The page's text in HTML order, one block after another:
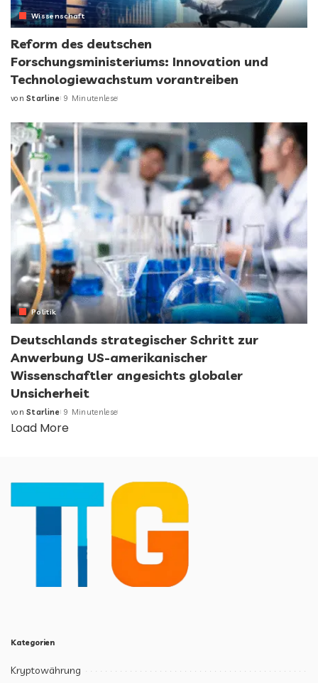
Wissenschaft
Reform des deutschen
Forschungsministeriums: Innovation und
Technologiewachstum vorantreiben
Posted
von Starline 9 Minutenlese
Politik
Deutschlands strategischer Schritt zur
Anwerbung US-amerikanischer
Wissenschaftler angesichts globaler
Unsicherheit
Posted
by
von Starline 9 Minutenlese
Load More
Kategorien
Kryptowährung